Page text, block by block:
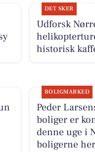
DET SKER
Udforsk
historisk
BOLIGMARKED
Peder
boliger er
denne uge i
boligerne